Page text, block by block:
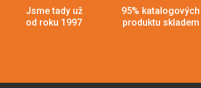
Jsme tady už
od roku 1997
95% katalogových
produktu skladem